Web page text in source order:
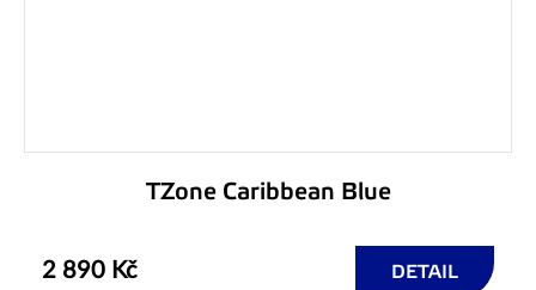
TZone Caribbean Blue
2 890 Kč DETAIL